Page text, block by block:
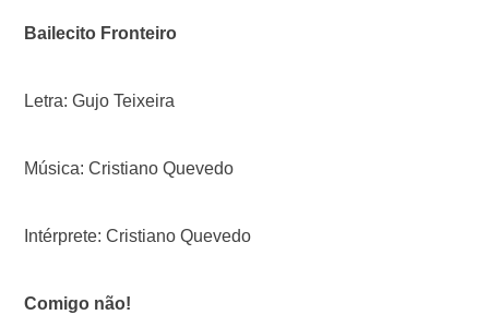
Bailecito Fronteiro
Letra: Gujo Teixeira
Música: Cristiano Quevedo
Intérprete: Cristiano Quevedo
Comigo não!